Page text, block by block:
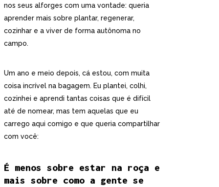
nos seus alforges com uma vontade: queria
aprender mais sobre plantar, regenerar,
cozinhar e a viver de forma autônoma no
campo.
Um ano e meio depois, cá estou, com muita
coisa incrível na bagagem. Eu plantei, colhi,
cozinhei e aprendi tantas coisas que é difícil
até de nomear, mas tem aquelas que eu
carrego aqui comigo e que queria compartilhar
com você:
É menos sobre estar na roça e
mais sobre como a gente se